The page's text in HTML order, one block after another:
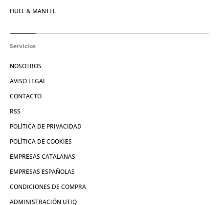
HULE & MANTEL
Servicios
NOSOTROS
AVISO LEGAL
CONTACTO
RSS
POLÍTICA DE PRIVACIDAD
POLÍTICA DE COOKIES
EMPRESAS CATALANAS
EMPRESAS ESPAÑOLAS
CONDICIONES DE COMPRA
ADMINISTRACIÓN UTIQ